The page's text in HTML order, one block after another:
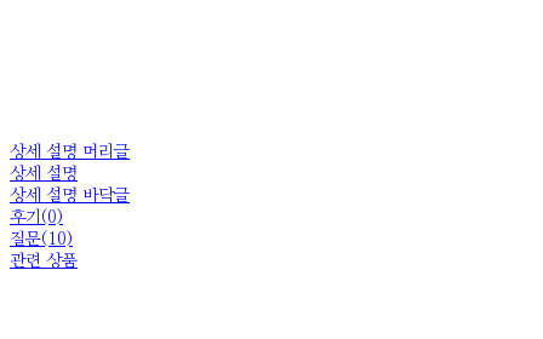
상세 설명 머리글
상세 설명
상세 설명 바닥글
후기(0)
질문(10)
관련 상품